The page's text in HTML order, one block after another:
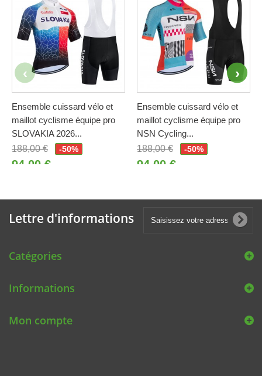
Ensemble cuissard vélo et
maillot cyclisme équipe pro
SLOVAKIA 2026...
188,00 €
-50%
94,00 €
Ensemble cuissard vélo et
maillot cyclisme équipe pro
NSN Cycling...
188,00 €
-50%
94,00 €
Lettre d'informations
Catégories
Informations
Mon compte